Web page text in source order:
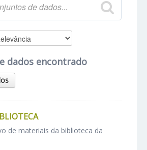
dados encontrado
de materiais da biblioteca da